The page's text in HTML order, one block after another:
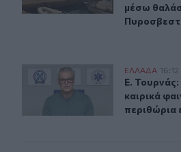
μέσω
Ε. Τουρνάς: "Απέναντι σε
ΕΛΛAΔΑ 16:12
Ε.
Ε.
καιρικά